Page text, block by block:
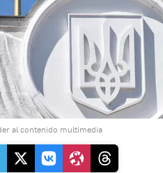
al contenido multimedia